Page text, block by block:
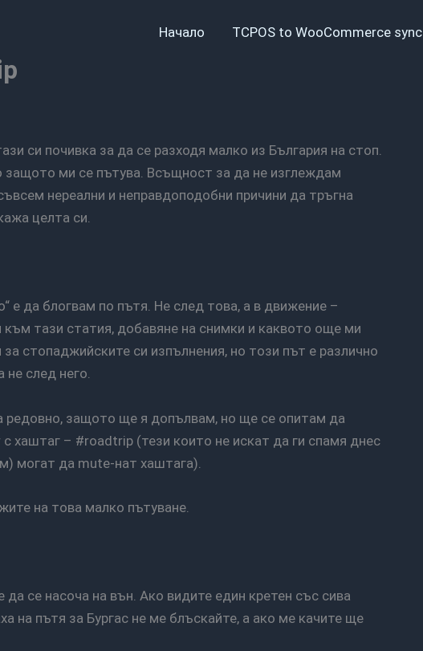
Начало TCPOS to WooCommerce sync
защото ми се пътува. Всъщност за да не изглеждам
нереални и неправдоподобни причини да тръгна
целта си.
към тази статия, добавяне на снимки и каквото още ми
стопаджийските си изпълнения, но този път е различно
след него.
хаштаг – #roadtrip (тези които не искат да ги спамя днес
могат да mute-нат хаштага).
на това малко пътуване.
на пътя за Бургас не ме блъскайте, а ако ме качите ще